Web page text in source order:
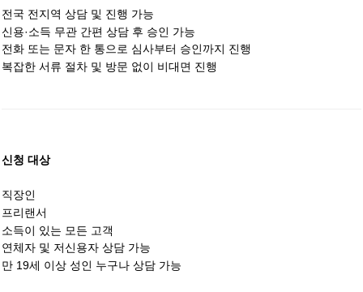
전국 전지역 상담 및 진행 가능
신용·소득 무관 간편 상담 후 승인 가능
전화 또는 문자 한 통으로 심사부터 승인까지 진행
복잡한 서류 절차 및 방문 없이 비대면 진행
신청 대상
직장인
프리랜서
소득이 있는 모든 고객
연체자 및 저신용자 상담 가능
만 19세 이상 성인 누구나 상담 가능